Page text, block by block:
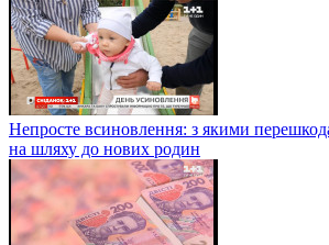
Непросте всиновлення: з якими
на шляху до нових родин